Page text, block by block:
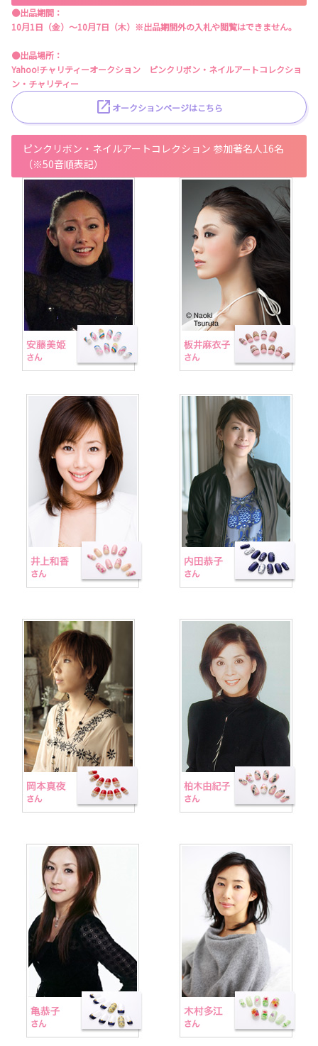
●出品期間：
10月1日（金）～10月7日（木）※出品期間外の入札や閲覧はできません。
●出品場所：
Yahoo!チャリティーオークション ピンクリボン・ネイルアートコレクショ
ン・チャリティー
オークションページはこちら
ピンクリボン・ネイルアートコレクション 参加著名人16名
（※50音順表記）